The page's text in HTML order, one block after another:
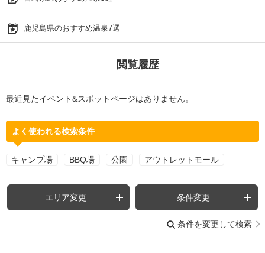
鹿児島県のおすすめ温泉7選
閲覧履歴
最近見たイベント&スポットページはありません。
よく使われる検索条件
キャンプ場 BBQ場 公園 アウトレットモール
エリア変更 条件変更
条件を変更して検索